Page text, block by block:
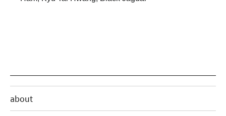
about